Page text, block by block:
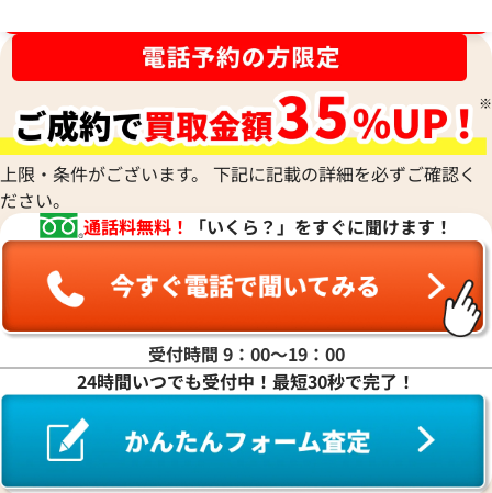
ハ行
マ行
ヤ行
ワ行
上限・条件がございます。 下記に記載の詳細を必ずご確認く
ださい。
通話料無料！
「いくら？」をすぐに聞けます！
受付時間 9：00〜19：00
24時間いつでも受付中！最短30秒で完了！